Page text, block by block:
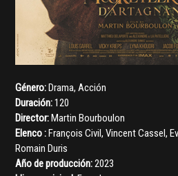
Género:Drama,Acción
Duración:120
Director:Martin Bourboulon
Elenco :François Civil,Vincent Cassel,
Romain Duris
Año de producción:2023